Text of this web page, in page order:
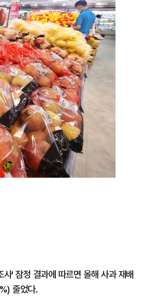
지
확
대
' 잠정 결과에 따르면 올해 사과 재배
줄었다.